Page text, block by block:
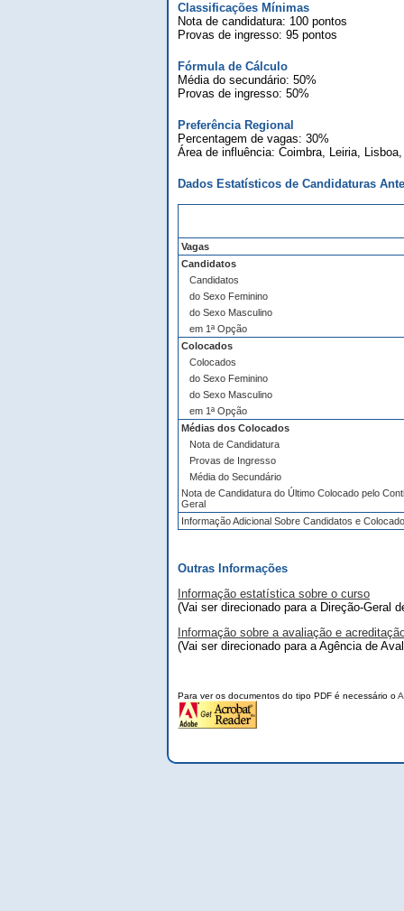
Classificações Mínimas
Nota de candidatura: 100 pontos
Provas de ingresso: 95 pontos
Fórmula de Cálculo
Média do secundário: 50%
Provas de ingresso: 50%
Preferência Regional
Percentagem de vagas: 30%
Área de influência: Coimbra, Leiria,
Dados Estatísticos de Candidaturas
Vagas
Candidatos
Candidatos
do Sexo Feminino
do Sexo Masculino
em 1ª Opção
Colocados
Colocados
do Sexo Feminino
do Sexo Masculino
em 1ª Opção
Médias dos Colocados
Nota de Candidatura
Provas de Ingresso
Média do Secundário
Nota de Candidatura do Último Colocado pelo
Geral
Informação Adicional Sobre Candidatos e
Outras Informações
Informação estatística sobre o curso
(Vai ser direcionado para a Direção-Geral
Informação sobre a avaliação e
(Vai ser direcionado para a Agência de
Para ver os documentos do tipo PDF é necessário o